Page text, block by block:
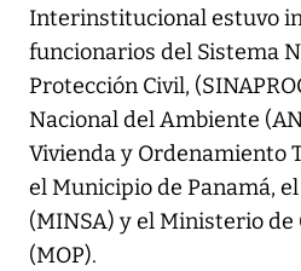
Interinstitucional estuvo
funcionarios del Sistema
Protección Civil,
Nacional del Ambiente
Vivienda y Ordenamiento
el Municipio de Panamá,
(MINSA) y el Ministerio de
(MOP).